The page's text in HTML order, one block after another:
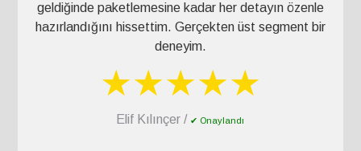
geldiğinde paketlemesine kadar her detayın özenle
hazırlandığını hissettim. Gerçekten üst segment bir
deneyim.
★★★★★
Elif Kılınçer / ✔ Onaylandı